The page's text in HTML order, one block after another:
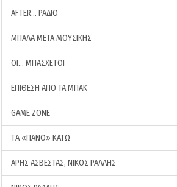
AFTER… ΡΑΔΙΟ
ΜΠΑΛΑ ΜΕΤΑ ΜΟΥΣΙΚΗΣ
ΟΙ… ΜΠΑΣΧΕΤΟΙ
ΕΠΙΘΕΣΗ ΑΠΟ ΤΑ ΜΠΑΚ
GAME ZONE
ΤA «ΠΑΝΟ» ΚΑΤΩ
ΑΡΗΣ ΑΣΒΕΣΤΑΣ, ΝΙΚΟΣ ΡΑΛΛΗΣ